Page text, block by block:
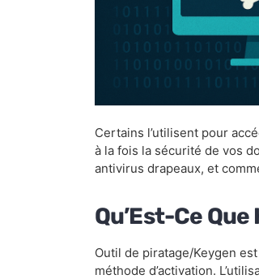
Certains l’utilisent pour
à la fois la sécurité de vos
antivirus drapeaux, et
Qu’Est-Ce
Outil de piratage/Keygen
méthode d’activation.